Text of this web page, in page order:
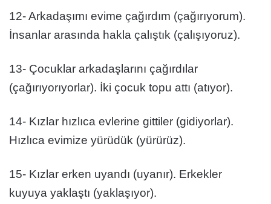
12- Arkadaşımı evime çağırdım (çağırıyorum).
İnsanlar arasında hakla çalıştık (çalışıyoruz).
13- Çocuklar arkadaşlarını çağırdılar
(çağırıyorıyorlar). İki çocuk topu attı (atıyor).
14- Kızlar hızlıca evlerine gittiler (gidiyorlar).
Hızlıca evimize yürüdük (yürürüz).
15- Kızlar erken uyandı (uyanır). Erkekler
kuyuya yaklaştı (yaklaşıyor).